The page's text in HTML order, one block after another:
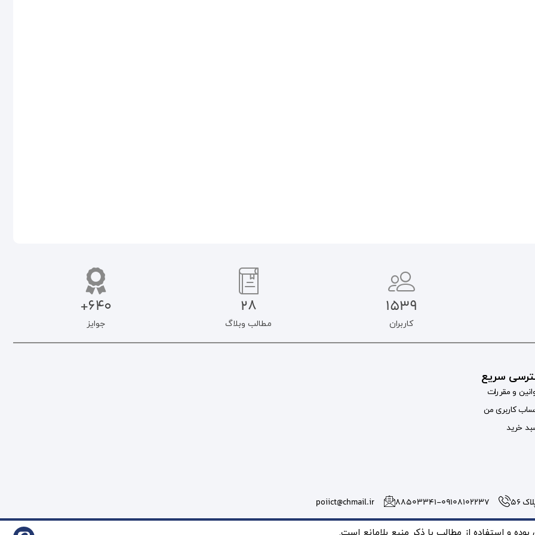
1539
کاربران
28
مطالب وبلاگ
640+
جوایز
سریع
و مقررات
کاربری من
خرید
56 ۸۸۵۰۳۳۴۱-09108102237 poiict@chmail.ir